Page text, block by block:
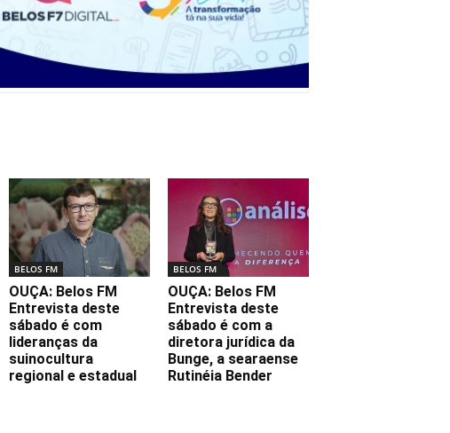
BELOS FM
OUÇA: Belos FM
Entrevista deste
sábado é com
lideranças da
suinocultura
regional e estadual
BELOS FM
OUÇA: Belos FM
Entrevista deste
sábado é com a
diretora jurídica da
Bunge, a searaense
Rutinéia Bender